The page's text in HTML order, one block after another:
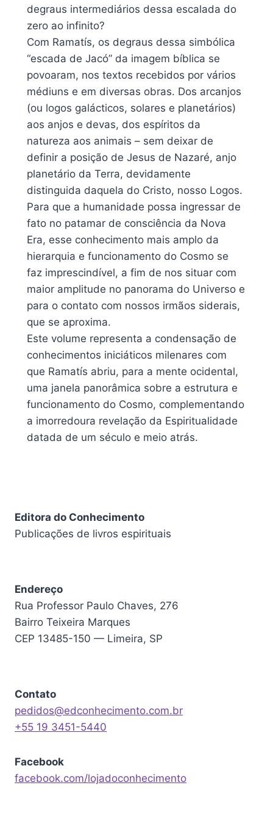
degraus intermediários dessa escalada do
zero ao infinito?
Com Ramatís, os degraus dessa simbólica
“escada de Jacó” da imagem bíblica se
povoaram, nos textos recebidos por vários
médiuns e em diversas obras. Dos arcanjos
(ou logos galácticos, solares e planetários)
aos anjos e devas, dos espíritos da
natureza aos animais – sem deixar de
definir a posição de Jesus de Nazaré, anjo
planetário da Terra, devidamente
distinguida daquela do Cristo, nosso Logos.
Para que a humanidade possa ingressar de
fato no patamar de consciência da Nova
Era, esse conhecimento mais amplo da
hierarquia e funcionamento do Cosmo se
faz imprescindível, a fim de nos situar com
maior amplitude no panorama do Universo e
para o contato com nossos irmãos siderais,
que se aproxima.
Este volume representa a condensação de
conhecimentos iniciáticos milenares com
que Ramatís abriu, para a mente ocidental,
uma janela panorâmica sobre a estrutura e
funcionamento do Cosmo, complementando
a imorredoura revelação da Espiritualidade
datada de um século e meio atrás.
Editora do Conhecimento
Publicações de livros espirituais
Endereço
Rua Professor Paulo Chaves, 276
Bairro Teixeira Marques
CEP 13485-150 — Limeira, SP
Contato
pedidos@edconhecimento.com.br
+55 19 3451-5440
Facebook
facebook.com/lojadoconhecimento